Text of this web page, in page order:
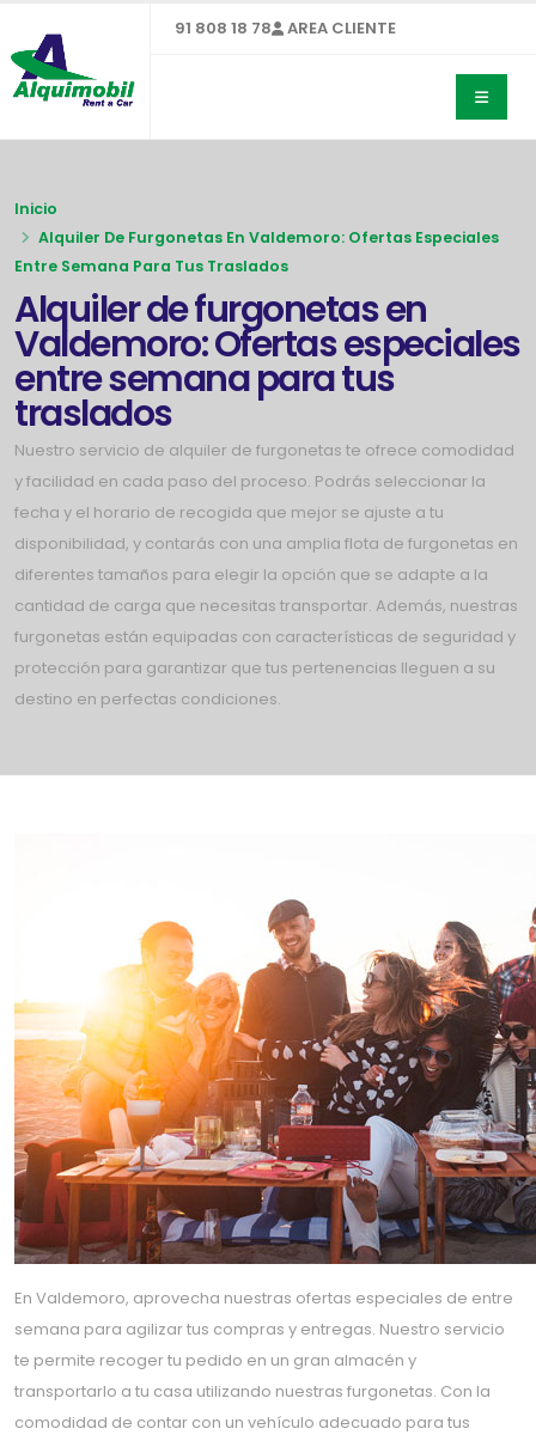
91 808 18 78 AREA CLIENTE
Inicio
Alquiler De Furgonetas En Valdemoro: Ofertas Especiales
Entre Semana Para Tus Traslados
Alquiler de furgonetas en
Valdemoro: Ofertas especiales
entre semana para tus
traslados
Nuestro servicio de alquiler de furgonetas te ofrece comodidad
y facilidad en cada paso del proceso. Podrás seleccionar la
fecha y el horario de recogida que mejor se ajuste a tu
disponibilidad, y contarás con una amplia flota de furgonetas en
diferentes tamaños para elegir la opción que se adapte a la
cantidad de carga que necesitas transportar. Además, nuestras
furgonetas están equipadas con características de seguridad y
protección para garantizar que tus pertenencias lleguen a su
destino en perfectas condiciones.
En Valdemoro, aprovecha nuestras ofertas especiales de entre
semana para agilizar tus compras y entregas. Nuestro servicio
te permite recoger tu pedido en un gran almacén y
transportarlo a tu casa utilizando nuestras furgonetas. Con la
comodidad de contar con un vehículo adecuado para tus